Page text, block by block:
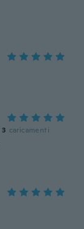
3 caricamenti